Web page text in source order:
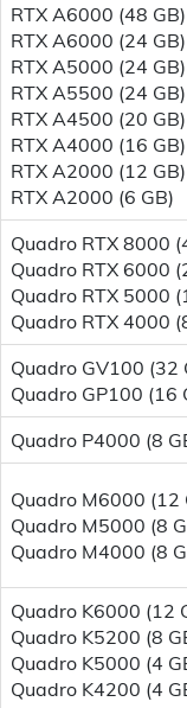
RTX A6000 (48 GB)
RTX A6000 (24 GB)
RTX A5000 (24 GB)
RTX A5500 (24 GB)
RTX A4500 (20 GB)
RTX A4000 (16 GB)
RTX A2000 (12 GB)
RTX A2000 (6 GB)
Quadro RTX 8000
Quadro RTX 6000
Quadro RTX 5000
Quadro RTX 4000
Quadro GV100 (32
Quadro GP100 (16
Quadro P4000 (8
Quadro M6000 (12
Quadro M5000 (8
Quadro M4000 (8
Quadro K6000 (12
Quadro K5200 (8
Quadro K5000 (4
Quadro K4200 (4